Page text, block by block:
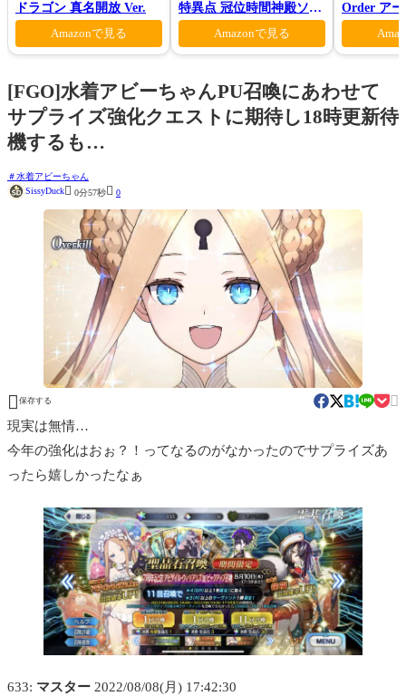
ドラゴン 真名開放 Ver.
Amazonで見る
特異点 冠位時間神殿ソロ
モン-(完全生産限定版)
Amazonで見る
Order ア
ァン シー
[FGO]水着アビーちゃんPU召喚にあわせて
サプライズ強化クエストに期待し18時更新待
機するも…
水着アビーちゃん
SissyDuck 0分57秒 0
 保存する 
現実は無情…
今年の強化はおぉ？！ってなるのがなかったのでサプライズあ
ったら嬉しかったなぁ
633: マスター 2022/08/08(月) 17:42:30